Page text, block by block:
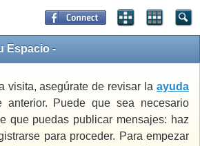
Espacio -
visita, asegúrate de revisar la ayuda
anterior. Puede que sea necesario
que puedas publicar mensajes: haz
para proceder. Para empezar